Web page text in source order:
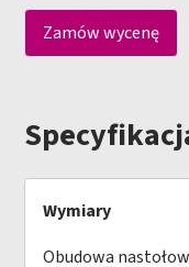
Zamów wycenę
Wymiary
Obudowa